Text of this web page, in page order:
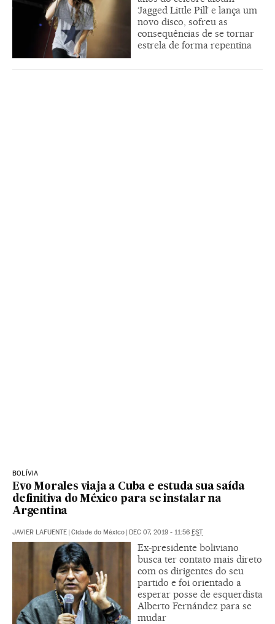
‘Jagged Little Pill’ e lança um
novo disco, sofreu as
consequências de se tornar
estrela de forma repentina
BOLÍVIA
Evo Morales viaja a Cuba e estuda sua saída
definitiva do México para se instalar na
Argentina
JAVIER LAFUENTE | Cidade do México | DEC 07, 2019 - 11:56 EST
Ex-presidente boliviano
busca ter contato mais direto
com os dirigentes do seu
partido e foi orientado a
esperar posse de esquerdista
Alberto Fernández para se
mudar